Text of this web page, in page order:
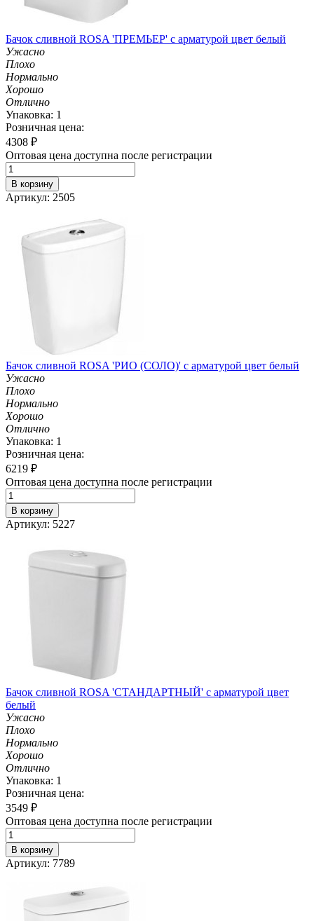
Бачок сливной ROSA 'ПРЕМЬЕР' с арматурой цвет белый
Ужасно
Плохо
Нормально
Хорошо
Отлично
Упаковка: 1
Розничная цена:
4308 ₽
Оптовая цена доступна после регистрации
В корзину
Артикул: 2505
Бачок сливной ROSA 'РИО (СОЛО)' с арматурой цвет белый
Ужасно
Плохо
Нормально
Хорошо
Отлично
Упаковка: 1
Розничная цена:
6219 ₽
Оптовая цена доступна после регистрации
В корзину
Артикул: 5227
Бачок сливной ROSA 'СТАНДАРТНЫЙ' с арматурой цвет
белый
Ужасно
Плохо
Нормально
Хорошо
Отлично
Упаковка: 1
Розничная цена:
3549 ₽
Оптовая цена доступна после регистрации
В корзину
Артикул: 7789